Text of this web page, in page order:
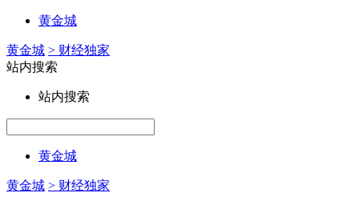
黄金城
黄金城 > 财经独家
站内搜索
站内搜索
黄金城
黄金城 > 财经独家